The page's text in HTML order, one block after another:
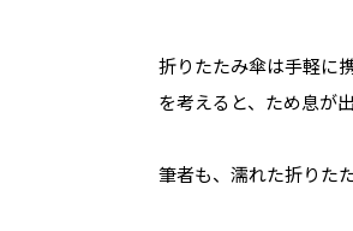
折りたたみ傘は手軽に
を考えると、ため息が
筆者も、濡れた折りた